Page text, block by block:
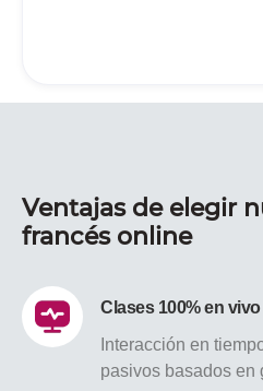
Ventajas de elegir
francés online
Clases 100% en vivo
Interacción en
pasivos basados en